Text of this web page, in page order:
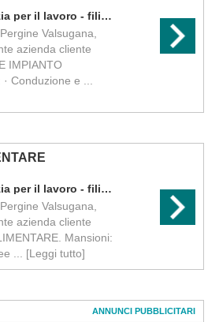
Sapiens spa – agenzia per il lavoro - filiale di pergine
Valsugana,
azienda cliente
IMPIANTO
Conduzione e ...
Sapiens spa – agenzia per il lavoro - filiale di pergine
Valsugana,
azienda cliente
Mansioni:
... [Leggi tutto]
ANNUNCI PUBBLICITARI